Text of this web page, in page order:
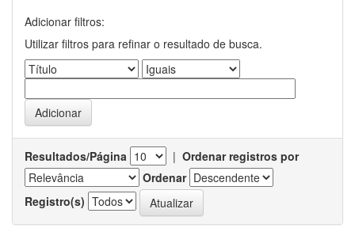
Adicionar filtros:
Utilizar filtros para refinar o resultado de busca.
Resultados/Página | Ordenar registros por
Ordenar
Registro(s)